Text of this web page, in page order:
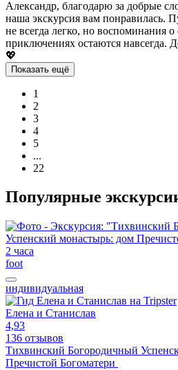
Александр, благодарю за добрые
наша экскурсия вам понравилась.
не всегда легко, но воспоминания
приключениях остаются навсегда.
💖
Показать ещё
1
2
3
4
5
...
22
Популярные
2 часа
foot
индивидуальная
Елена и Станислав
4,93
136 отзывов
Тихвинский Богородичный
Пречистой Богоматери